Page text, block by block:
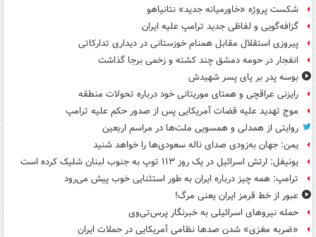
شکست پروژه «خاورمیانه جدید» نتانیاهو
گزافه‌گویی و لفاظی جدید ترامپ علیه ایران
پیروزی استقلال مقابل همنام خوزستانی در دیداری تدارکاتی
انفجار در حومه دمشق چند کشته و زخمی برجا گذاشت
بوسه‌ پدر بر پای پسر شهیدش
رایزنی عراقچی و همتای موریتانی خود درباره تحولات منطقه
موج تهدید علیه قضات آمریکایی پس از صدور حکم علیه ترامپ
روایتی از همدلی و همسویی ملت‌ها در مراسم اربعین
یمن: جهان به‌زودی صدای ناله سعودی‌ها را خواهد شنید
یونیفل: ارتش اسرائیل در یک روز ۱۱۳ توپ به جنوب لبنان شلیک کرده است
ترامپ: همه چیز درباره ایران به طور استثنایی خوب پیش می‌رود
عبور از خط قرمز ایران یعنی مرگ!
حمله نیروهای اسرائیلی به خبرنگار پرس‌تی‌وی
«ضربه مغزی» شدن صدها نظامی آمریکایی در حملات ایران